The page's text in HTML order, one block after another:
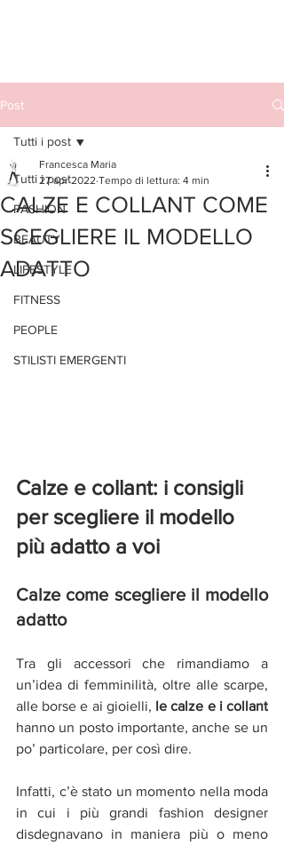
Post
Tutti i post
FASHION
BEAUTY
LIFESTYLE
FITNESS
PEOPLE
STILISTI EMERGENTI
Tutti i post
CALZE E COLLANT COME
SCEGLIERE IL MODELLO
ADATTO
Francesca Maria
27 apr 2022 Tempo di lettura: 4 min
Calze e collant: i consigli
per scegliere il modello
più adatto a voi
Calze come scegliere il modello
adatto
Tra gli accessori che rimandiamo a
un’idea di femminilità, oltre alle scarpe,
alle borse e ai gioielli, le calze e i collant
hanno un posto importante, anche se un
po’ particolare, per così dire.
Infatti, c’è stato un momento nella moda
in cui i più grandi fashion designer
disdegnavano in maniera più o meno